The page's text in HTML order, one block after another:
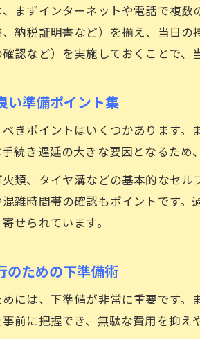
車検
まずインターネットや電話で複
納税証明書など）を揃え、当日
認など）を実施しておくことで、
い準備ポイント集
きポイントはいくつかあります
続き遅延の大きな要因となるため
類、タイヤ溝などの基本的なセ
雑時間帯の確認もポイントです
せられています。
のための下準備術
には、下準備が非常に重要です
前に把握でき、無駄な費用を抑え